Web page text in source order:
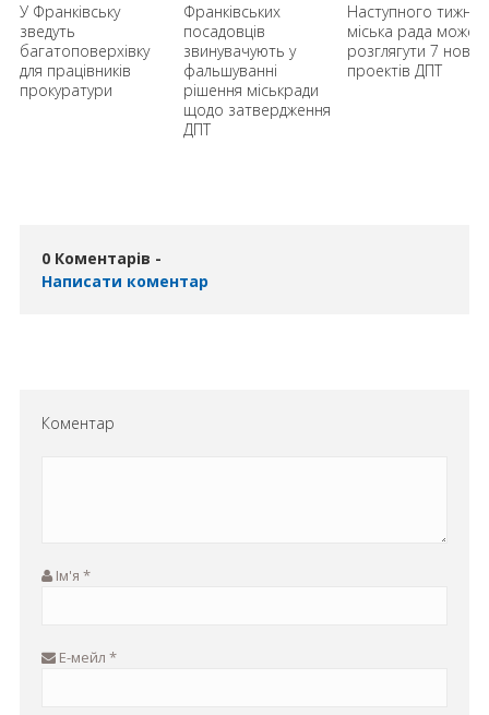
У Франківську
зведуть
багатоповерхівку
для працівників
прокуратури
Франківських
посадовців
звинувачують у
фальшуванні
рішення міськради
щодо затвердження
ДПТ
Наступного тижня
міська рада може
розглягути 7 нових
проектів ДПТ
0 Коментарів -
Написати коментар
Коментар
Ім'я *
Е-мейл *